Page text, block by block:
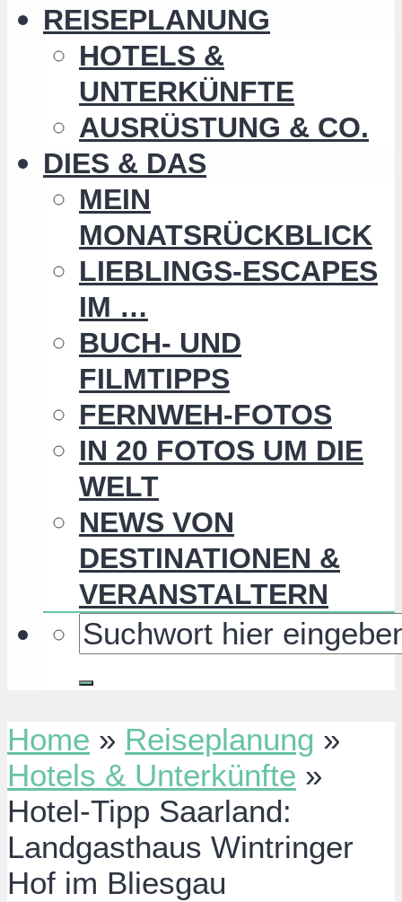
REISEPLANUNG
HOTELS &
UNTERKÜNFTE
AUSRÜSTUNG & CO.
DIES & DAS
MEIN
MONATSRÜCKBLICK
LIEBLINGS-ESCAPES
IM …
BUCH- UND
FILMTIPPS
FERNWEH-FOTOS
IN 20 FOTOS UM DIE
WELT
NEWS VON
DESTINATIONEN &
VERANSTALTERN
Home » Reiseplanung »
Hotels & Unterkünfte »
Hotel-Tipp Saarland:
Landgasthaus Wintringer
Hof im Bliesgau